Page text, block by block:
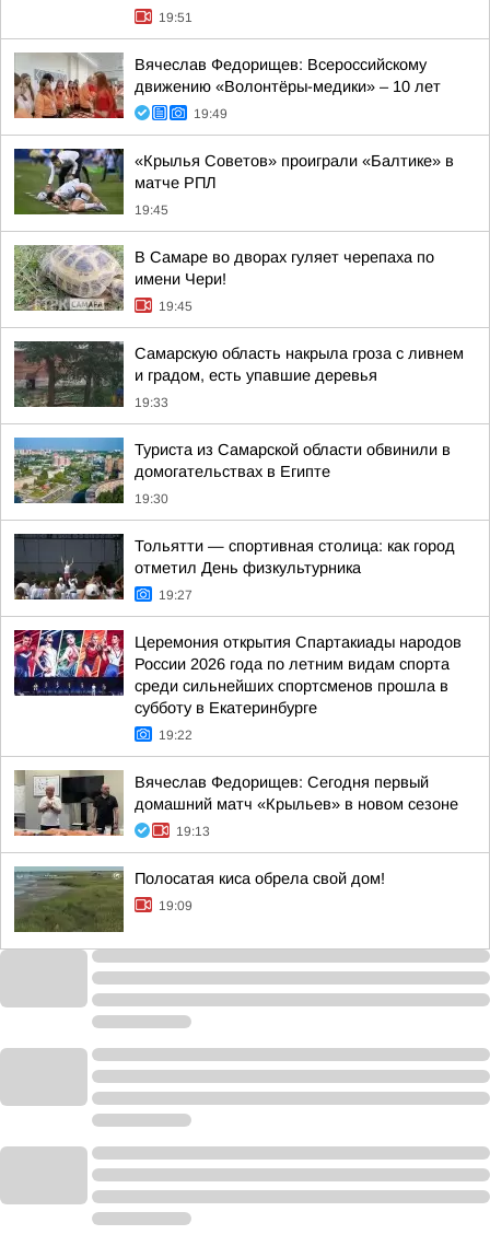
19:51
Вячеслав Федорищев: Всероссийскому
движению «Волонтёры-медики» – 10 лет
19:49
«Крылья Советов» проиграли «Балтике» в
матче РПЛ
19:45
В Самаре во дворах гуляет черепаха по
имени Чери!
19:45
Самарскую область накрыла гроза с ливнем
и градом, есть упавшие деревья
19:33
Туриста из Самарской области обвинили в
домогательствах в Египте
19:30
Тольятти — спортивная столица: как город
отметил День физкультурника
19:27
Церемония открытия Спартакиады народов
России 2026 года по летним видам спорта
среди сильнейших спортсменов прошла в
субботу в Екатеринбурге
19:22
Вячеслав Федорищев: Сегодня первый
домашний матч «Крыльев» в новом сезоне
19:13
Полосатая киса обрела свой дом!
19:09